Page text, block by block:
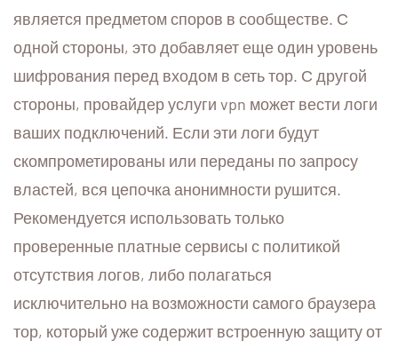
является предметом споров в сообществе. С
одной стороны, это добавляет еще один уровень
шифрования перед входом в сеть тор. С другой
стороны, провайдер услуги vpn может вести логи
ваших подключений. Если эти логи будут
скомпрометированы или переданы по запросу
властей, вся цепочка анонимности рушится.
Рекомендуется использовать только
проверенные платные сервисы с политикой
отсутствия логов, либо полагаться
исключительно на возможности самого браузера
тор, который уже содержит встроенную защиту от